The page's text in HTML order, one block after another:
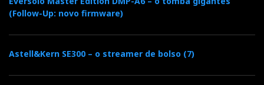
metal nobre, leve, ergonómico e prático, para os
(Follow-Up: novo firmware)
Astell&Kern SE300 – o streamer de bolso (7)